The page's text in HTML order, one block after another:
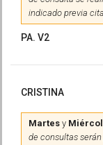
indicado previa
PA. V2
CRISTINA
Martes y
de consultas